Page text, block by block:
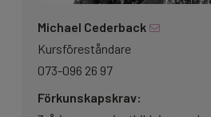
Perspektiv & omvärld
Studieresa med
Internationella perspektiv på
upplevelser som leds av
använder certifieringen som ett
rekrytering av medarbetare.
Möjligheten att bli certifierad
Fjälledarutbildningen omfattar
Ledarskap och
moment, liksom första hjälpen.
bivackering. Det finns en
Michael Cederback
Kursföreståndare
073-096 26 97
Förkunskapskrav: